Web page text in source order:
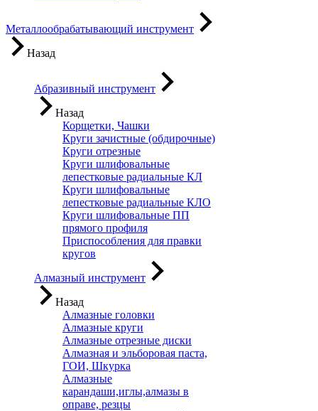
Металлообрабатывающий инструмент
Назад
Абразивный инструмент
Назад
Корщетки, Чашки
Круги зачистные (обдирочные)
Круги отрезные
Круги шлифовальные
лепестковые радиальные КЛ
Круги шлифовальные
лепестковые радиальные КЛО
Круги шлифовальные ПП
прямого профиля
Приспособления для правки
кругов
Алмазный инструмент
Назад
Алмазные головки
Алмазные круги
Алмазные отрезные диски
Алмазная и эльборовая паста,
ГОИ, Шкурка
Алмазные
карандаши,иглы,алмазы в
оправе, резцы